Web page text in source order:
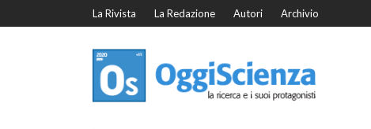
La Rivista La Redazione Autori Archivio